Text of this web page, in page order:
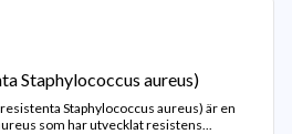
Staphylococcus aureus)
Staphylococcus aureus) är en
som har utvecklat resistens...